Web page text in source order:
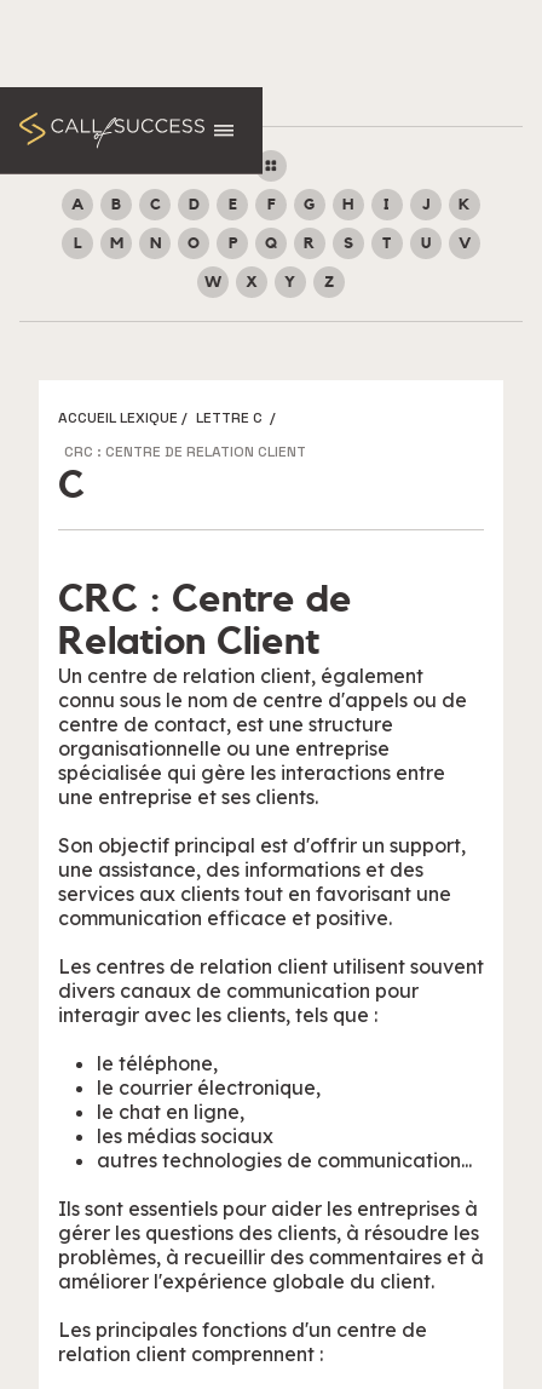
A B C D E F G H I J K
L M N O P Q R S T U V
W X Y Z
ACCUEIL LEXIQUE / LETTRE C /
CRC : CENTRE DE RELATION CLIENT
C
CRC : Centre de
Relation Client
Un centre de relation client, également
connu sous le nom de centre d'appels ou de
centre de contact, est une structure
organisationnelle ou une entreprise
spécialisée qui gère les interactions entre
une entreprise et ses clients.
Son objectif principal est d'offrir un support,
une assistance, des informations et des
services aux clients tout en favorisant une
communication efficace et positive.
Les centres de relation client utilisent souvent
divers canaux de communication pour
interagir avec les clients, tels que :
le téléphone,
le courrier électronique,
le chat en ligne,
les médias sociaux
autres technologies de communication...
Ils sont essentiels pour aider les entreprises à
gérer les questions des clients, à résoudre les
problèmes, à recueillir des commentaires et à
améliorer l'expérience globale du client.
Les principales fonctions d'un centre de
relation client comprennent :